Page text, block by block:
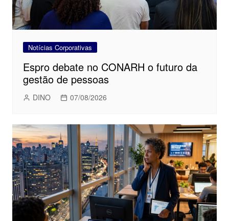
Notícias Corporativas
Espro debate no CONARH o futuro da
gestão de pessoas
DINO 07/08/2026